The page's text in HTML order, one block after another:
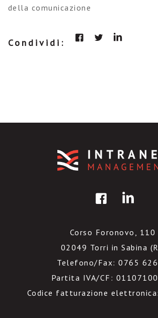
della comunicazione
Condividi:
Corso Foronovo, 110
02049 Torri in Sabina
Telefono/Fax: 0765
Partita IVA/CF:
Codice fatturazione elettronica: